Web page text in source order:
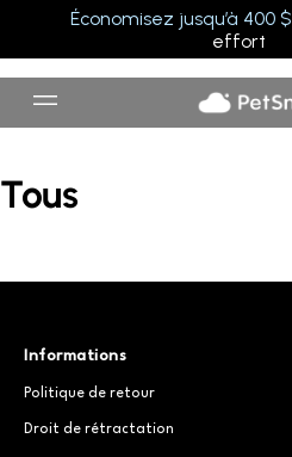
Économisez jusqu’à 400 $
effort
Tous
Informations
Politique de retour
Droit de rétractation